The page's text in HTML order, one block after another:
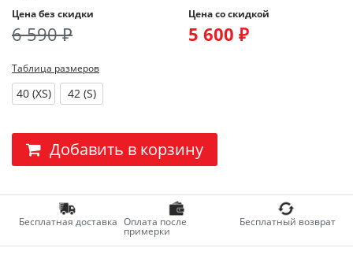
Цена без скидки
6 590 ₽
Цена со скидкой
5 600 ₽
Таблица размеров
40 (XS) 42 (S)
Добавить в корзину
Бесплатная доставка Оплата после
примерки
Бесплатный возврат